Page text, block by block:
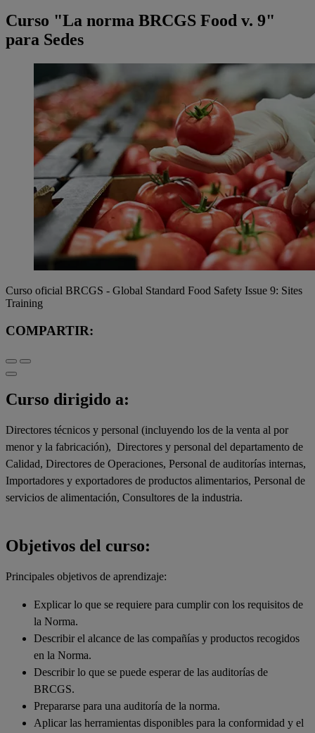
Curso "La norma BRCGS Food v. 9"
para Sedes
Curso oficial BRCGS - Global Standard Food Safety Issue 9: Sites
Training
COMPARTIR:
Curso dirigido a:
Directores técnicos y personal (incluyendo los de la venta al por
menor y la fabricación), Directores y personal del departamento de
Calidad, Directores de Operaciones, Personal de auditorías internas,
Importadores y exportadores de productos alimentarios, Personal de
servicios de alimentación, Consultores de la industria.
Objetivos del curso:
Principales objetivos de aprendizaje:
Explicar lo que se requiere para cumplir con los requisitos de
la Norma.
Describir el alcance de las compañías y productos recogidos
en la Norma.
Describir lo que se puede esperar de las auditorías de
BRCGS.
Prepararse para una auditoría de la norma.
Aplicar las herramientas disponibles para la conformidad y el